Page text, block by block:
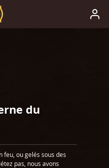
du
feu, ou gelés sous des
pas, nous avons